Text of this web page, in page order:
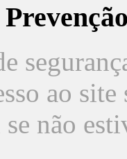
ao
se não